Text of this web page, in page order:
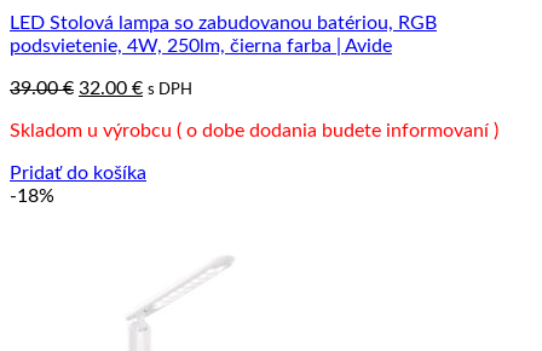
LED Stolová lampa so zabudovanou batériou, RGB
podsvietenie, 4W, 250lm, čierna farba | Avide
39.00€ Pôvodná
bola:
32.00 €Aktuálna
je:
s DPH
Skladom u výrobcu ( o dobe dodania budete informovaní )
Pridať do košíka
-18%